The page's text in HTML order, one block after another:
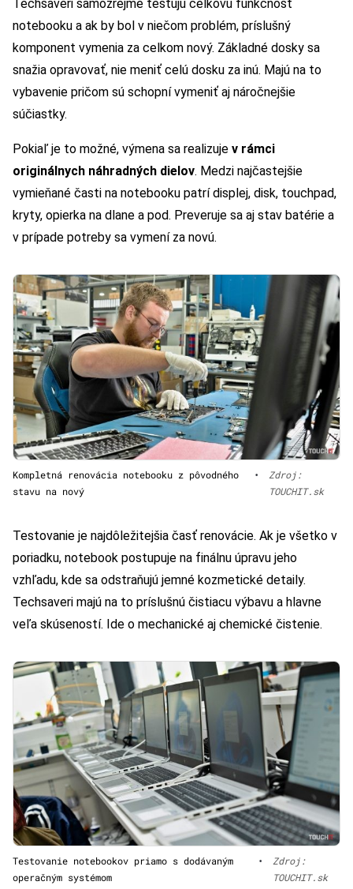
Techsaveri samozrejme testujú celkovú funkčnosť
notebooku a ak by bol v niečom problém, príslušný
komponent vymenia za celkom nový. Základné dosky sa
snažia opravovať, nie meniť celú dosku za inú. Majú na to
vybavenie pričom sú schopní vymeniť aj náročnejšie
súčiastky.
Pokiaľ je to možné, výmena sa realizuje v rámci
originálnych náhradných dielov. Medzi najčastejšie
vymieňané časti na notebooku patrí displej, disk, touchpad,
kryty, opierka na dlane a pod. Preveruje sa aj stav batérie a
v prípade potreby sa vymení za novú.
Kompletná renovácia notebooku z pôvodného
stavu na nový
•
Zdroj:
TOUCHIT.sk
Testovanie je najdôležitejšia časť renovácie. Ak je všetko v
poriadku, notebook postupuje na finálnu úpravu jeho
vzhľadu, kde sa odstraňujú jemné kozmetické detaily.
Techsaveri majú na to príslušnú čistiacu výbavu a hlavne
veľa skúseností. Ide o mechanické aj chemické čistenie.
Testovanie notebookov priamo s dodávaným
operačným systémom
•
Zdroj:
TOUCHIT.sk